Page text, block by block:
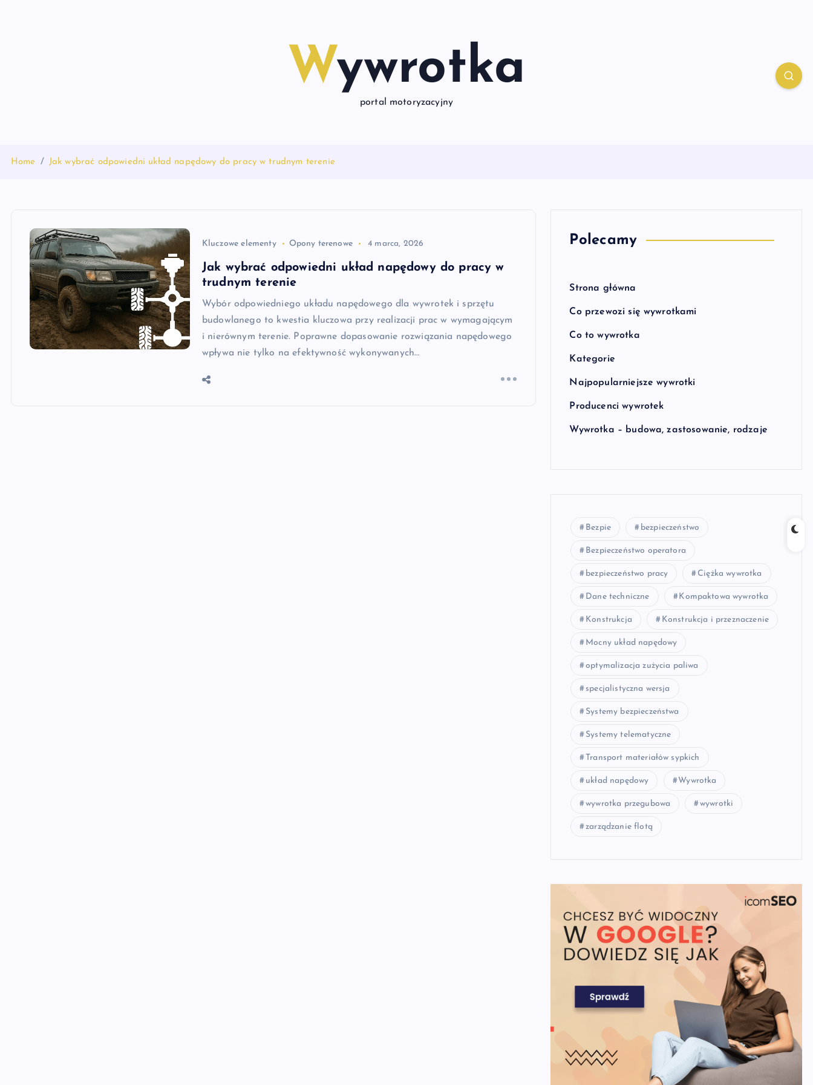
Wywrotka
portal motoryzacyjny
Home Jak wybrać odpowiedni układ napędowy do pracy w trudnym terenie
Kluczowe elementy Opony terenowe 4 marca, 2026
Jak wybrać odpowiedni układ napędowy do pracy w
trudnym terenie
Wybór odpowiedniego układu napędowego dla wywrotek i sprzętu
budowlanego to kwestia kluczowa przy realizacji prac w wymagającym
i nierównym terenie. Poprawne dopasowanie rozwiązania napędowego
wpływa nie tylko na efektywność wykonywanych…
Polecamy
Strona główna
Co przewozi się wywrotkami
Co to wywrotka
Kategorie
Najpopularniejsze wywrotki
Producenci wywrotek
Wywrotka – budowa, zastosowanie, rodzaje
Bezpie bezpieczeństwo
Bezpieczeństwo operatora
bezpieczeństwo pracy Ciężka wywrotka
Dane techniczne Kompaktowa wywrotka
Konstrukcja Konstrukcja i przeznaczenie
Mocny układ napędowy
optymalizacja zużycia paliwa
specjalistyczna wersja
Systemy bezpieczeństwa
Systemy telematyczne
Transport materiałów sypkich
układ napędowy Wywrotka
wywrotka przegubowa wywrotki
zarządzanie flotą